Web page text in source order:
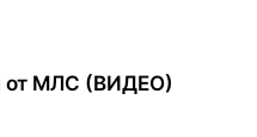
от МЛС (ВИДЕО)